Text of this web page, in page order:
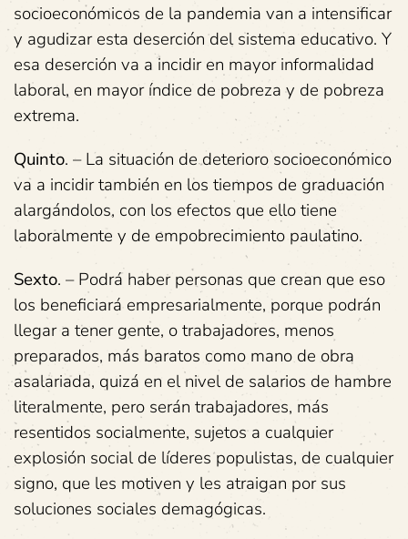
socioeconómicos de la pandemia van a intensificar
y agudizar esta deserción del sistema educativo. Y
esa deserción va a incidir en mayor informalidad
laboral, en mayor índice de pobreza y de pobreza
extrema.
Quinto. – La situación de deterioro socioeconómico
va a incidir también en los tiempos de graduación
alargándolos, con los efectos que ello tiene
laboralmente y de empobrecimiento paulatino.
Sexto. – Podrá haber personas que crean que eso
los beneficiará empresarialmente, porque podrán
llegar a tener gente, o trabajadores, menos
preparados, más baratos como mano de obra
asalariada, quizá en el nivel de salarios de hambre
literalmente, pero serán trabajadores, más
resentidos socialmente, sujetos a cualquier
explosión social de líderes populistas, de cualquier
signo, que les motiven y les atraigan por sus
soluciones sociales demagógicas.